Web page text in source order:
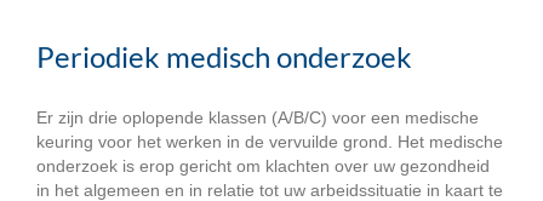
Periodiek medisch onderzoek
Er zijn drie oplopende klassen (A/B/C) voor een medische
keuring voor het werken in de vervuilde grond. Het medische
onderzoek is erop gericht om klachten over uw gezondheid
in het algemeen en in relatie tot uw arbeidssituatie in kaart te